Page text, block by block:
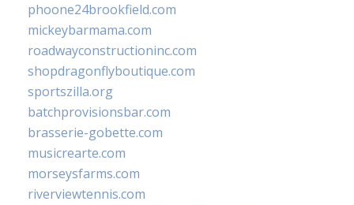
phoone24brookfield.com
mickeybarmama.com
roadwayconstructioninc.com
shopdragonflyboutique.com
sportszilla.org
batchprovisionsbar.com
brasserie-gobette.com
musicrearte.com
morseysfarms.com
riverviewtennis.com